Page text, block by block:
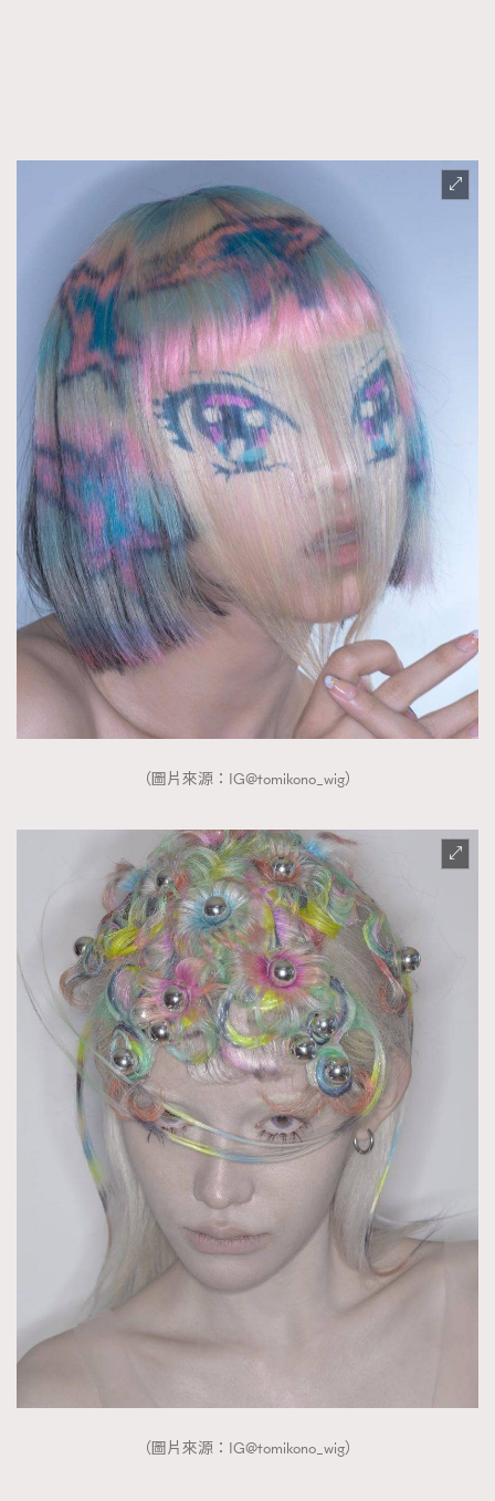
TRENDING
AFrenchMind
DressLikeAParisienne
EmpowerF
FashionWeek
（圖片來源：IG@tomikono_wig）
（圖片來源：IG@tomikono_wig）